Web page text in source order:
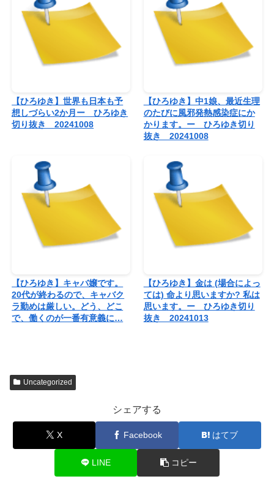
【ひろゆき】世界も日本も予
想しづらい2か月ー ひろゆき
切り抜き 20241008
【ひろゆき】中1娘、最近生理
のたびに風邪発熱感染症にか
かります。ー ひろゆき切り
抜き 20241008
【ひろゆき】キャバ嬢です。
20代が終わるので、キャバク
ラ勤めは厳しい。どう、どこ
で、働くのが一番有意義に…
【ひろゆき】金は (場合によっ
ては) 命より思いますか? 私は
思います。ー ひろゆき切り
抜き 20241013
Uncategorized
シェアする
X Facebook はてブ
LINE コピー